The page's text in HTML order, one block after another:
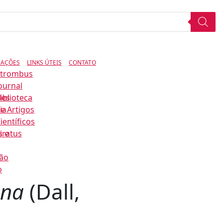
e
Artigos
LINKS ÚTEIS CONTATO
(Dall,